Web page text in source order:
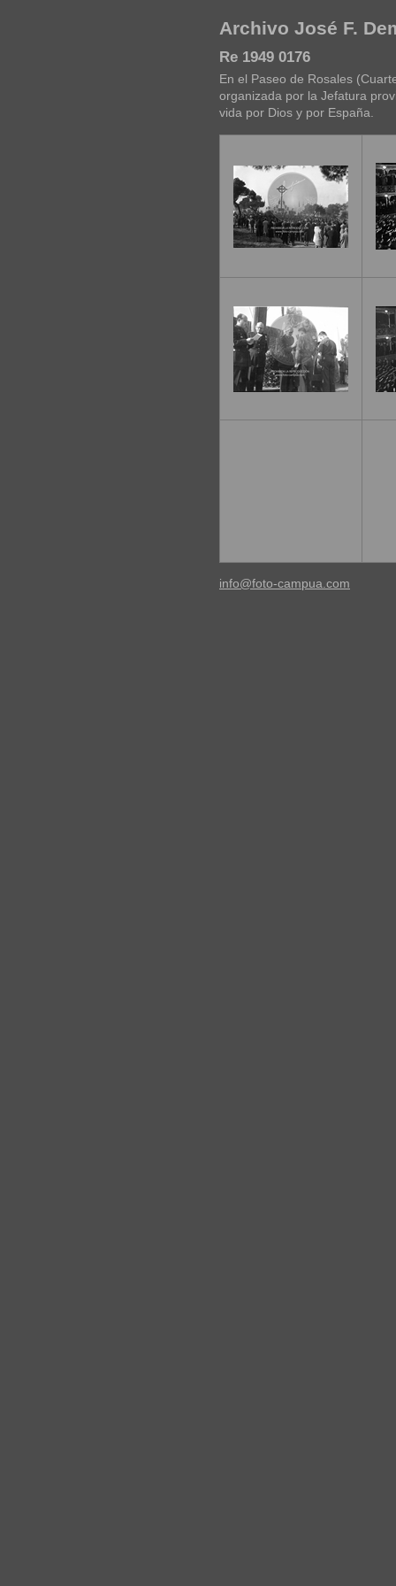
Archivo José F.
Re 1949 0176
En el Paseo de Rosales
organizada por la Jefatura
vida por Dios y por España.
info@foto-campua.com